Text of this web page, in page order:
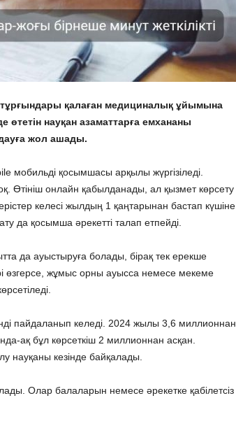
тұрғындары қалаған медициналық ұйымына
өтетін науқан азаматтарға емхананы
жол ашады.
мобильді қосымшасы арқылы жүргізіледі.
Өтініш онлайн қабылданады, ал қызмет көрсету
келесі жылдың 1 қаңтарынан бастап күшіне
да қосымша әрекетті талап етпейді.
да ауыстыруға болады, бірақ тек ерекше
өзгерсе, жұмыс орны ауысса немесе мекеме
пайдаланып келеді. 2024 жылы 3,6 миллионнан
ақ бұл көрсеткіш 2 миллионнан асқан.
науқаны кезінде байқалады.
Олар балаларын немесе әрекетке қабілетсіз